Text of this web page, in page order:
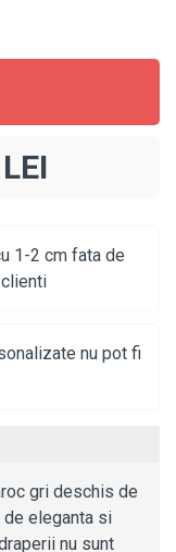
1-2 cm fata de
nu pot fi
gri deschis de
de eleganta si
nu sunt